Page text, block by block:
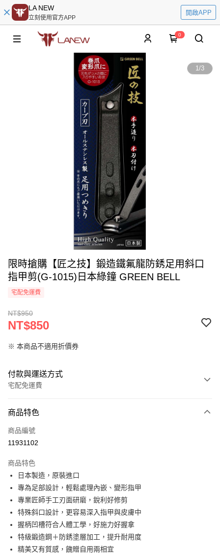
LA NEW
立刻使用官方APP
開啟APP
0
1/3
限時搶購【匠之技】鍛造鐵氟龍防銹足用斜口
指甲剪(G-1015)日本綠鐘 GREEN BELL
宅配免運費
NT$950
NT$850
※ 本商品不適用折價券
付款與運送方式
宅配免運費
信用卡一次付款
LINE Pay
悠遊付
Google Pay
全盈+PAY
ATM付款
運送方式
商品特色
商品編號
11931102
商品特色
日本製造，原裝進口
專為足部設計，輕鬆處理內嵌、變形指甲
專業匠師手工刃面研磨，銳利好修剪
特殊斜口設計，更容易深入指甲與皮膚中
握柄凹槽符合人體工學，好施力好握拿
特級鍛造鋼＋防銹塗層加工，提升耐用度
精美又有質感，餽贈自用兩相宜